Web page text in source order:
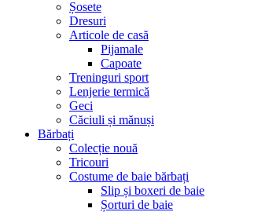
Șosete
Dresuri
Articole de casă
Pijamale
Capoate
Treninguri sport
Lenjerie termică
Geci
Căciuli și mănuși
Bărbați
Colecție nouă
Tricouri
Costume de baie bărbați
Slip și boxeri de baie
Șorturi de baie